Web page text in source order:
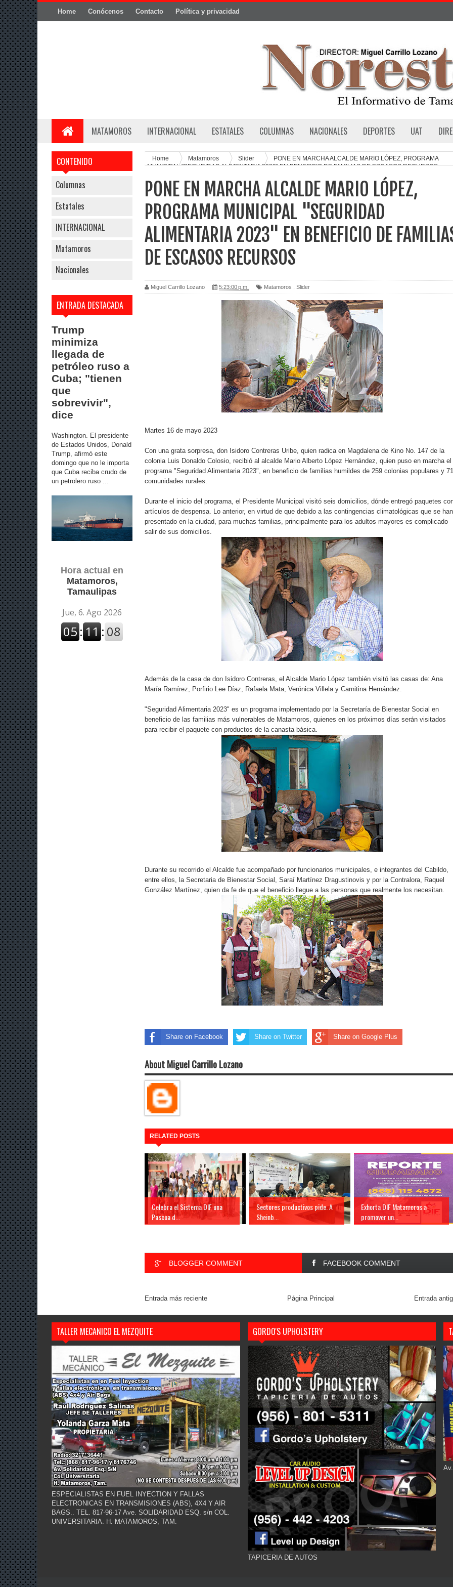
Home Conócenos Contacto Política y privacidad
MATAMOROS INTERNACIONAL ESTATALES COLUMNAS NACIONALES DEPORTES UAT
CONTENIDO
Columnas
Estatales
INTERNACIONAL
Matamoros
Nacionales
ENTRADA DESTACADA
Trump
minimiza
llegada de
petróleo ruso a
Cuba; "tienen
que
sobrevivir",
dice
Washington. El presidente
de Estados Unidos, Donald
Trump, afirmó este
domingo que no le importa
que Cuba reciba crudo de
un petrolero ruso ...
Hora actual en
Matamoros,
Tamaulipas
Home Matamoros Slider
PONE EN MARCHA ALCALDE MARIO LÓPEZ, PROGRAMA
MUNICIPAL "SEGURIDAD ALIMENTARIA 2023" EN BENEFICIO DE FAMILIAS DE ESCASOS RECURSOS
PONE EN MARCHA ALCALDE MARIO LÓPEZ,
PROGRAMA MUNICIPAL "SEGURIDAD
ALIMENTARIA 2023" EN BENEFICIO DE
DE ESCASOS RECURSOS
Miguel Carrillo Lozano 5:23:00 p.m. Matamoros Slider
Martes 16 de mayo 2023
Con una grata sorpresa, don Isidoro Contreras Uribe, quien radica en Magdalena de Kino No. 147 de la
colonia Luis Donaldo Colosio, recibió al alcalde Mario Alberto López Hernández, quien puso en marcha el
programa "Seguridad Alimentaria 2023", en beneficio de familias humildes de 259 colonias populares y 71
comunidades rurales.
Durante el inicio del programa, el Presidente Municipal visitó seis domicilios, dónde entregó paquetes
artículos de despensa. Lo anterior, en virtud de que debido a las contingencias climatológicas que se han
presentado en la ciudad, para muchas familias, principalmente para los adultos mayores es complicado
salir de sus domicilios.
Además de la casa de don Isidoro Contreras, el Alcalde Mario López también visitó las casas de: Ana
María Ramírez, Porfirio Lee Díaz, Rafaela Mata, Verónica Villela y Carnitina Hernández.
"Seguridad Alimentaria 2023" es un programa implementado por la Secretaría de Bienestar Social en
beneficio de las familias más vulnerables de Matamoros, quienes en los próximos días serán visitados
para recibir el paquete con productos de la canasta básica.
Durante su recorrido el Alcalde fue acompañado por funcionarios municipales, e integrantes del Cabildo,
entre ellos, la Secretaria de Bienestar Social, Saraí Martínez Dragustinovis y por la Contralora, Raquel
González Martínez, quien da fe de que el beneficio llegue a las personas que realmente los necesitan.
Share on Facebook Share on Twitter Share on Google Plus
About Miguel Carrillo Lozano
RELATED POSTS
Celebra el Sistema DIF una
Pascua d...
Sectores productivos pide. A
Sheinb...
Exhorta DIF Matamoros a
promover un...
BLOGGER COMMENT FACEBOOK COMMENT
Entrada más reciente Entrada
Página Principal
TALLER MECANICO EL MEZQUITE
ESPECIALISTAS EN FUEL INYECTION Y FALLAS
ELECTRONICAS EN TRANSMISIONES (ABS), 4X4 Y AIR
BAGS.. TEL. 817-96-17 Ave. SOLIDARIDAD ESQ. s/n COL.
UNIVERSITARIA. H. MATAMOROS, TAM.
GORDO'S UPHOLSTERY
TAPICERIA DE AUTOS